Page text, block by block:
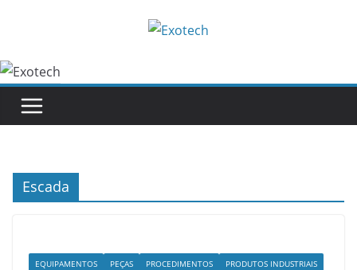
conteúdo
Escada
EQUIPAMENTOS PEÇAS PROCEDIMENTOS PRODUTOS INDUSTRIAIS